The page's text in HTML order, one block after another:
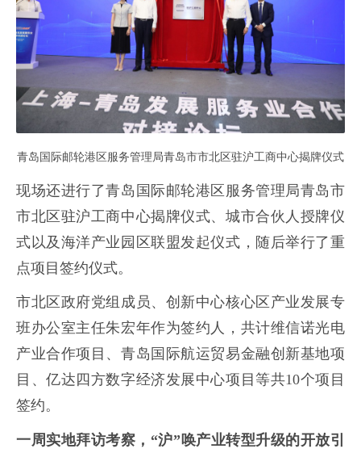
青岛国际邮轮港区服务管理局青岛市市北区驻沪工商中心揭牌仪式
现场还进行了青岛国际邮轮港区服务管理局青岛市
市北区驻沪工商中心揭牌仪式、城市合伙人授牌仪
式以及海洋产业园区联盟发起仪式，随后举行了重
点项目签约仪式。
市北区政府党组成员、创新中心核心区产业发展专
班办公室主任朱宏年作为签约人，共计维信诺光电
产业合作项目、青岛国际航运贸易金融创新基地项
目、亿达四方数字经济发展中心项目等共10个项目
签约。
一周实地拜访考察，“沪”唤产业转型升级的开放引